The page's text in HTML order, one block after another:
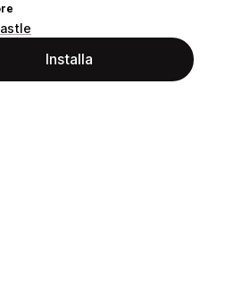
Installa